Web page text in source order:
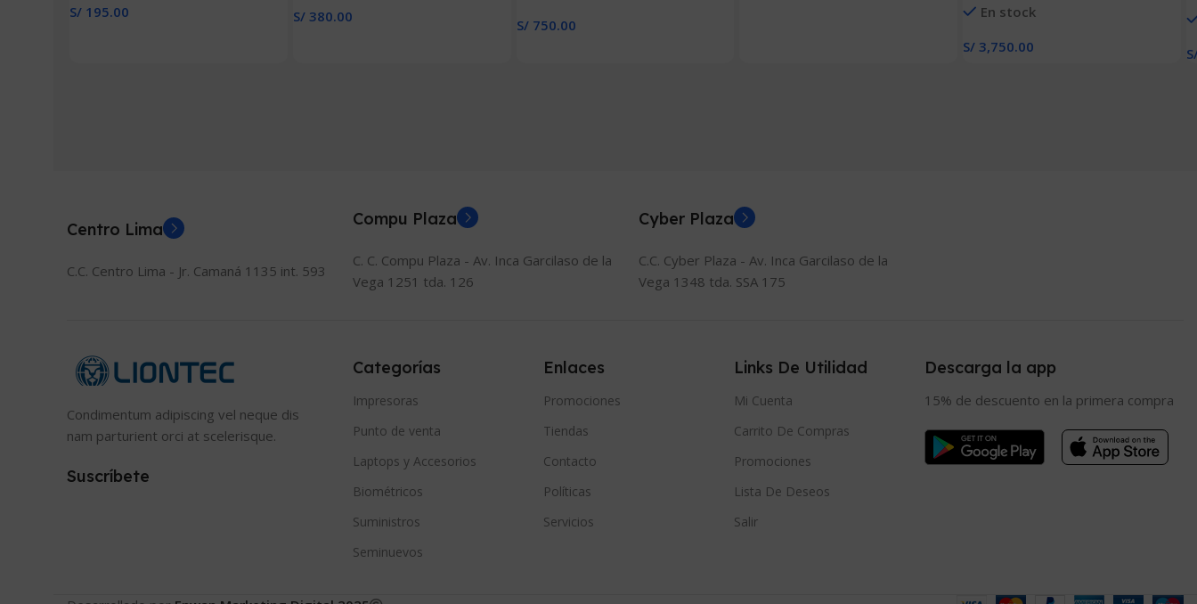
S/ 195.00
S/380.00
S/750.00
En stock
S/ 3,750.00
Centro Lima
C.C. Centro Lima - Jr. Camaná 1135 int. 593
Compu Plaza
C. C. Compu Plaza - Av. Inca Garcilaso de la
Vega 1251 tda. 126
Cyber Plaza
C.C. Cyber Plaza - Av. Inca Garcilaso de la
Vega 1348 tda. SSA 175
Condimentum adipiscing vel neque dis
nam parturient orci at scelerisque.
Suscríbete
Categorías
Impresoras
Punto de venta
Laptops y Accesorios
Biométricos
Suministros
Seminuevos
Enlaces
Promociones
Tiendas
Contacto
Políticas
Servicios
Links De Utilidad
Mi Cuenta
Carrito De Compras
Promociones
Lista De Deseos
Salir
Descarga la app
15% de descuento en la primera compra